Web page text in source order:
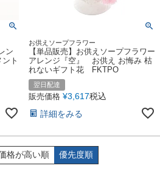
ン
ト
お供えソープフラワー
【単品販売】お供えソープフラワー
アレンジ『空』 お供え お悔み 枯
れないギフト花 FKTPO
翌日配達
販売価格 ¥3,617税込
詳細をみる
格が高い順 優先度順